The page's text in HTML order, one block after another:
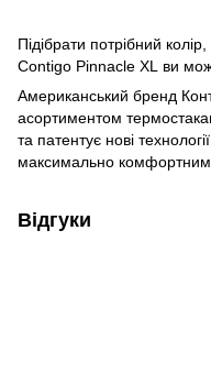
Підібрати потрібний
Contigo Pinnacle XL ви
Американський бренд
асортиментом
та патентує нові
максимально
Відгуки